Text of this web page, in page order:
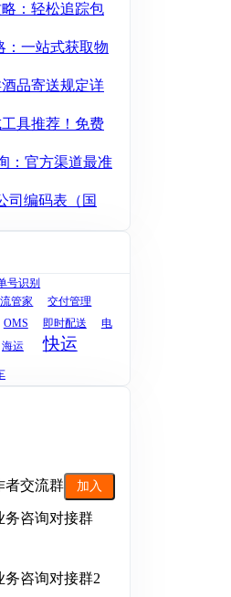
：轻松追踪包
：一站式获取物
品寄送规定详
具推荐！免费
：官方渠道最准
司编码表（国
号识别
管家 交付管理
OMS 即时配送
电
海运 快运
者交流群 加入
务咨询对接群
务咨询对接群2